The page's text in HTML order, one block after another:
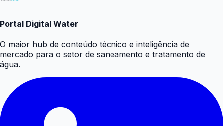
Portal Digital Water
O maior hub de conteúdo técnico e inteligência de
mercado para o setor de saneamento e tratamento de
água.